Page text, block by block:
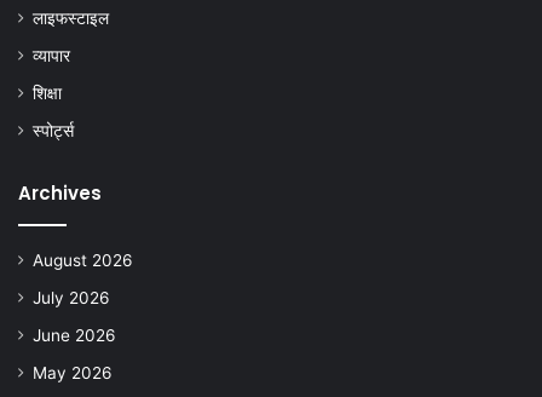
लाइफस्टाइल
व्यापार
शिक्षा
स्पोर्ट्स
Archives
August 2026
July 2026
June 2026
May 2026